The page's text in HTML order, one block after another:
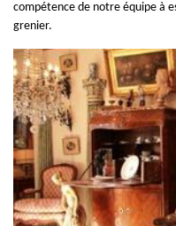
compétence de notre équipe à
grenier.